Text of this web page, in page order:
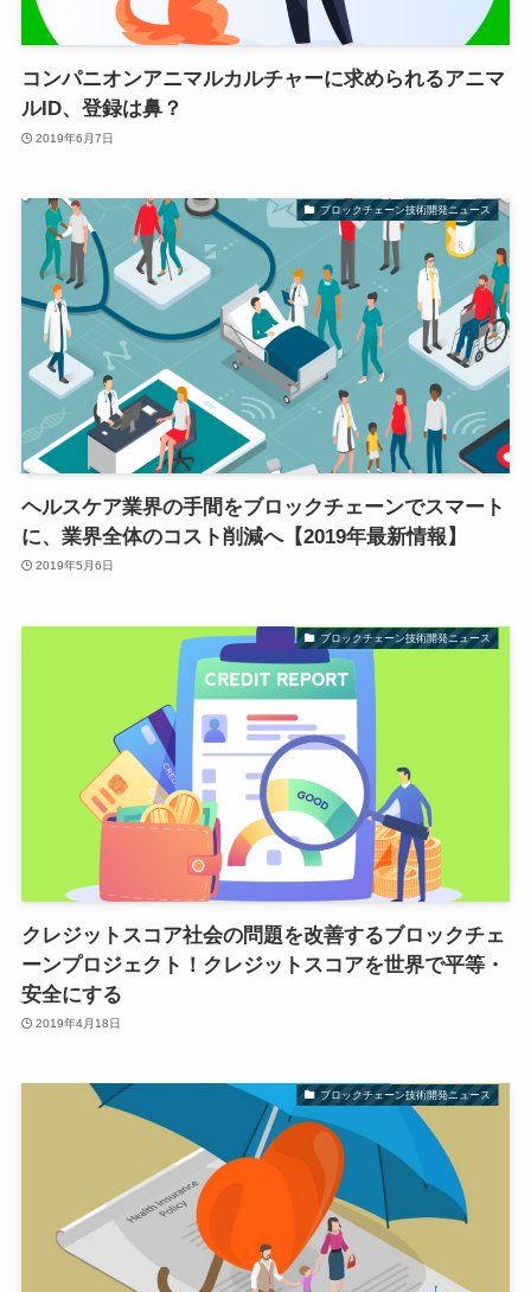
コンパニオンアニマルカルチャーに求められるアニマ
ルID、登録は鼻？
2019年6月7日
ブロックチェーン技術開発ニュース
ヘルスケア業界の手間をブロックチェーンでスマート
に、業界全体のコスト削減へ【2019年最新情報】
2019年5月6日
ブロックチェーン技術開発ニュース
クレジットスコア社会の問題を改善するブロックチェ
ーンプロジェクト！クレジットスコアを世界で平等・
安全にする
2019年4月18日
ブロックチェーン技術開発ニュース